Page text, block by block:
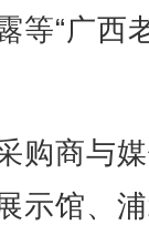
等“广西
商与
示馆、